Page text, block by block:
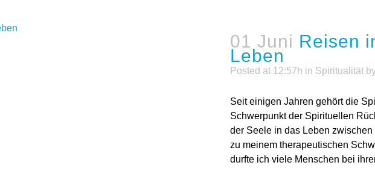
01 Juni Reisen
Leben
Posted at 12:57h in Spiritualität
Seit einigen Jahren gehört die
Schwerpunkt der Spirituellen
der Seele in das Leben
zu meinem therapeutischen
durfte ich viele Menschen bei